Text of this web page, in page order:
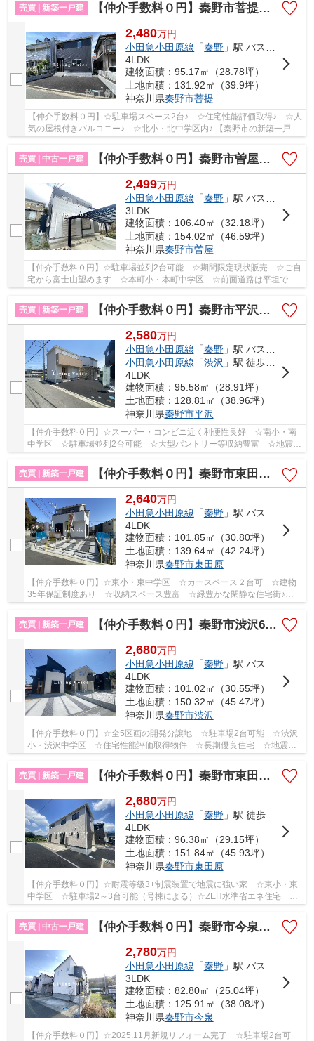
売買 | 新築一戸建
【仲介手数料０円】秦野市菩提第4 新築一戸建て
2,480万円
小田急小田原線 「秦野 」駅 バス17分 「三屋入口」 停歩2分
4LDK
建物面積：95.17㎡（28.78坪）
土地面積：131.92㎡（39.9坪）
神奈川県秦野市菩提
【仲介手数料０円】☆駐車場スペース2台♪ ☆住宅性能評価取得♪ ☆人
気の屋根付きバルコニー♪ ☆北小・北中学区内♪ 【秦野市の新築一戸建
てのことならリビングボイスにお任せ下さい！】
売買 | 中古一戸建
【仲介手数料０円】秦野市曽屋 中古一戸建て
2,499万円
小田急小田原線 「秦野」駅 バス13分 「才ヶ分」 停歩6分
3LDK
建物面積：106.40㎡（32.18坪）
土地面積：154.02㎡（46.59坪）
神奈川県秦野市曽屋
【仲介手数料０円】☆駐車場並列2台可能 ☆期間限定現状販売 ☆ご自
宅から富士山望めます ☆本町小・本町中学区 ☆前面道路は平坦で暮
らしやすい住環境 ☆閑静な住宅街♪ 【秦野市の中古...
売買 | 新築一戸建
【仲介手数料０円】秦野市平沢第19 新築一戸建て
2,580万円
小田急小田原線 「秦野」駅 バス8分 「土橋」 停歩5分
小田急小田原線 「渋沢 」駅 徒歩26分
4LDK
建物面積：95.58㎡（28.91坪）
土地面積：128.81㎡（38.96坪）
神奈川県秦野市平沢
【仲介手数料０円】☆スーパー・コンビニ近く利便性良好 ☆南小・南
中学区 ☆駐車場並列2台可能 ☆大型パントリー等収納豊富 ☆地震に
安心の耐震等級3 ☆ZEH水準省エネ住宅 ☆住宅性能...
売買 | 新築一戸建
【仲介手数料０円】秦野市東田原 新築一戸建て 全10棟
2,640万円
小田急小田原線 「秦野」駅 バス14分 「井ノ城」 停歩2分
4LDK
建物面積：101.85㎡（30.80坪）
土地面積：139.64㎡（42.24坪）
神奈川県秦野市東田原
【仲介手数料０円】☆東小・東中学区 ☆カースペース２台可 ☆建物
35年保証制度あり ☆収納スペース豊富 ☆緑豊かな閑静な住宅街♪
売買 | 新築一戸建
【仲介手数料０円】秦野市渋沢6期 新築一戸建て 全5棟
2,680万円
小田急小田原線 「秦野」駅 バス12分 「三協町入口」 停歩9分
4LDK
建物面積：101.02㎡（30.55坪）
土地面積：150.32㎡（45.47坪）
神奈川県秦野市渋沢
【仲介手数料０円】☆全5区画の開発分譲地 ☆駐車場2台可能 ☆渋沢
小・渋沢中学区 ☆住宅性能評価取得物件 ☆長期優良住宅 ☆地震に
売買 | 新築一戸建
【仲介手数料０円】秦野市東田原第11 新築一戸建て 2号棟 全4棟
2,680万円
小田急小田原線 「秦野」駅 徒歩33分
4LDK
建物面積：96.38㎡（29.15坪）
土地面積：151.84㎡（45.93坪）
神奈川県秦野市東田原
【仲介手数料０円】☆耐震等級3+制震装置で地震に強い家 ☆東小・東
中学区 ☆駐車場2～3台可能（号棟による）☆ZEH水準省エネ住宅 ☆
売買 | 中古一戸建
【仲介手数料０円】秦野市今泉 中古一戸建て
2,780万円
小田急小田原線 「秦野」駅 バス10分 「南町（秦野市）」 停歩6分
3LDK
建物面積：82.80㎡（25.04坪）
土地面積：125.91㎡（38.08坪）
神奈川県秦野市今泉
【仲介手数料０円】☆2025.11月新規リフォーム完了 ☆駐車場2台可